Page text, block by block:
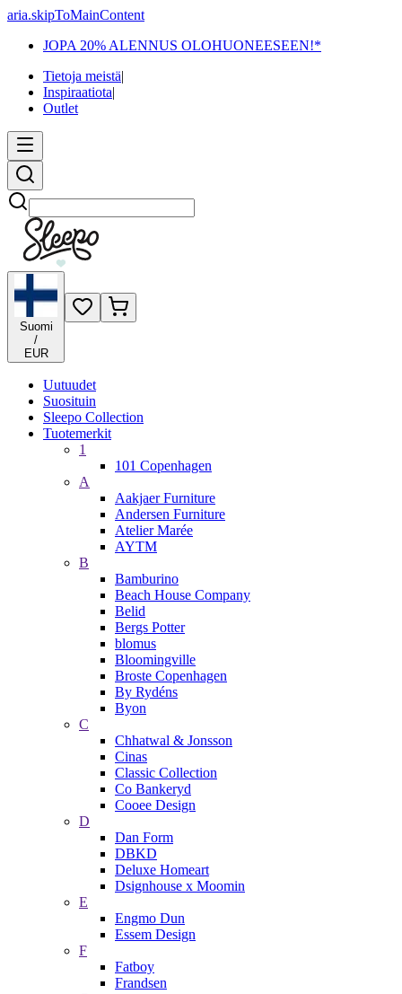
aria.skipToMainContent
JOPA 20% ALENNUS OLOHUONEESEEN!*
Tietoja meistä|
Inspiraatiota|
Outlet
Etsi
Suomi
/
EUR
Uutuudet
Suosituin
Sleepo Collection
Tuotemerkit
1
101 Copenhagen
A
Aakjaer Furniture
Andersen Furniture
Atelier Marée
AYTM
B
Bamburino
Beach House Company
Belid
Bergs Potter
blomus
Bloomingville
Broste Copenhagen
By Rydéns
Byon
C
Chhatwal & Jonsson
Cinas
Classic Collection
Co Bankeryd
Cooee Design
D
Dan Form
DBKD
Deluxe Homeart
Dsignhouse x Moomin
E
Engmo Dun
Essem Design
F
Fatboy
Frandsen